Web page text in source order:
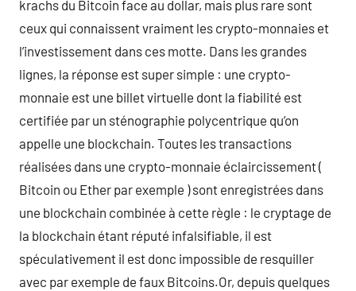
krachs du Bitcoin face au dollar, mais plus rare sont
ceux qui connaissent vraiment les crypto-monnaies et
l’investissement dans ces motte. Dans les grandes
lignes, la réponse est super simple : une crypto-
monnaie est une billet virtuelle dont la fiabilité est
certifiée par un sténographie polycentrique qu’on
appelle une blockchain. Toutes les transactions
réalisées dans une crypto-monnaie éclaircissement (
Bitcoin ou Ether par exemple ) sont enregistrées dans
une blockchain combinée à cette règle : le cryptage de
la blockchain étant réputé infalsifiable, il est
spéculativement il est donc impossible de resquiller
avec par exemple de faux Bitcoins.Or, depuis quelques